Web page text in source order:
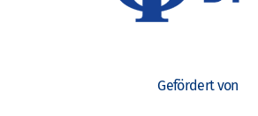
Gefördert von